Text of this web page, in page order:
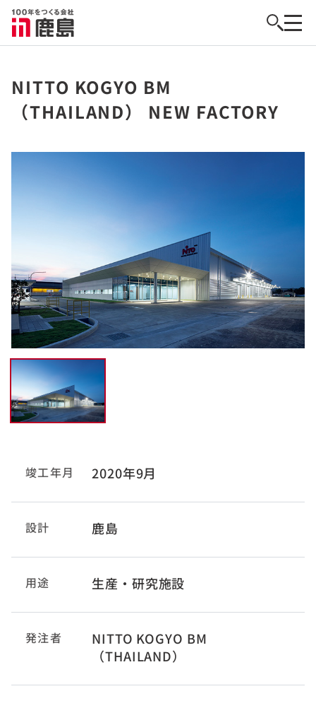
NITTO KOGYO BM
（THAILAND） NEW FACTORY
竣工年月 2020年9月
設計 鹿島
用途 生産・研究施設
発注者
NITTO KOGYO BM
（THAILAND）